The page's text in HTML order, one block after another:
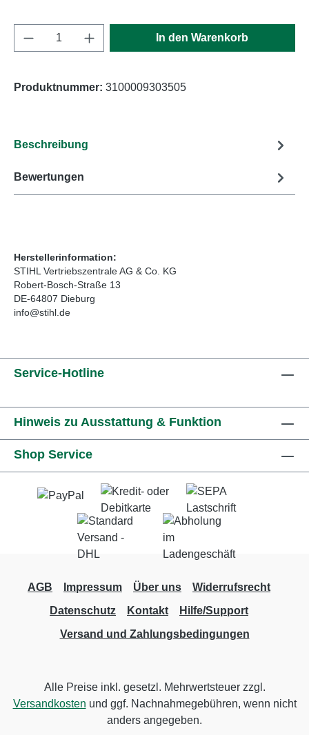
Produkt Anzahl: Gib den gewünschten
In den Warenkorb
Produktnummer: 3100009303505
Beschreibung
Bewertungen
Herstellerinformation:
STIHL Vertriebszentrale AG & Co. KG
Robert-Bosch-Straße 13
DE-64807 Dieburg
info@stihl.de
Service-Hotline
Hinweis zu Ausstattung & Funktion
Shop Service
AGB Impressum Über uns
Widerrufsrecht
Datenschutz
Kontakt
Hilfe/Support
Versand und Zahlungsbedingungen
Alle Preise inkl. gesetzl. Mehrwertsteuer zzgl.
Versandkosten und ggf. Nachnahmegebühren, wenn nicht
anders angegeben.